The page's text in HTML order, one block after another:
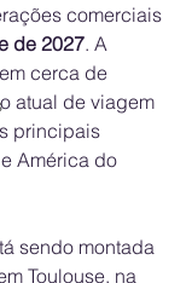
comerciais
de 2027. A
cerca de
atual de viagem
principais
América do
sendo montada
Toulouse, na